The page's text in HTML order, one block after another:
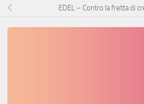
EDEL – Contro la fretta di